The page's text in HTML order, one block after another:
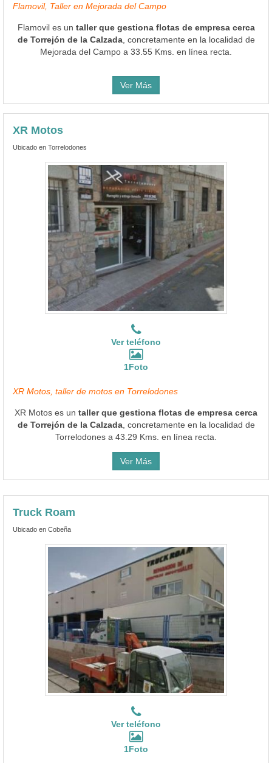
Flamovil, Taller en Mejorada del Campo
Flamovil es un taller que gestiona flotas de empresa cerca
de Torrejón de la Calzada, concretamente en la localidad de
Mejorada del Campo a 33.55 Kms. en línea recta.
Ver Más
XR Motos
Ubicado en Torrelodones
Ver teléfono
1Foto
XR Motos, taller de motos en Torrelodones
XR Motos es un taller que gestiona flotas de empresa cerca
de Torrejón de la Calzada, concretamente en la localidad de
Torrelodones a 43.29 Kms. en línea recta.
Ver Más
Truck Roam
Ubicado en Cobeña
Ver teléfono
1Foto